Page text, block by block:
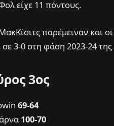
είχε 11 πόντους.
παρέμειναν και
3-0 στη φάση 2023-24
3ος
69-64
100-70